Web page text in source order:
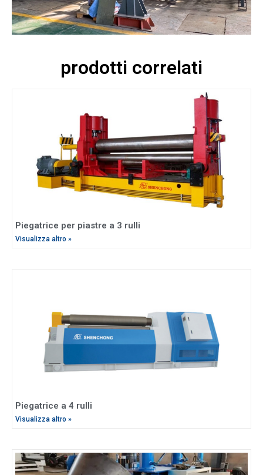
prodotti correlati
Piegatrice per piastre a 3 rulli
Visualizza altro »
Piegatrice a 4 rulli
Visualizza altro »